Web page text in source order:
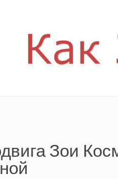
Зои